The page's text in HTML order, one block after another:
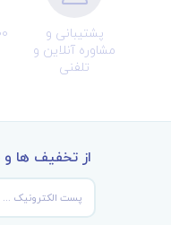
پشتیبانی و
مشاوره آنلاین و
تلفنی
از تخفیف ها و